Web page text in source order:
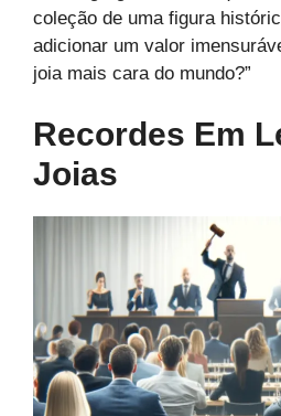
coleção de uma figura
adicionar um valor
joia mais cara do mundo?”
Recordes Em
Joias